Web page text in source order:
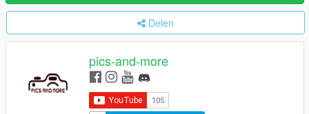
Delen
pics-and-more